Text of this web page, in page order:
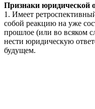
Признаки юридической
1. Имеет
собой реакцию на уже
прошлое (или во всяком
нести юридическую
будущем.